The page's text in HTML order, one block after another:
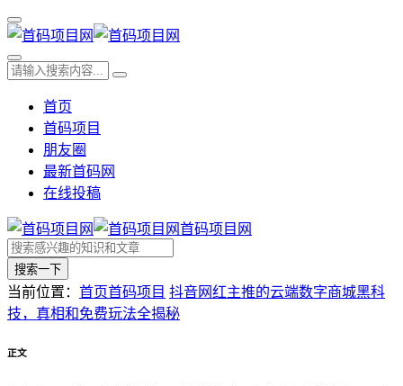
首页
首码项目
朋友圈
最新首码网
在线投稿
首码项目网
搜索一下
当前位置： 首页首码项目 抖音网红主推的云端数字商城黑科
技，真相和免费玩法全揭秘
正文